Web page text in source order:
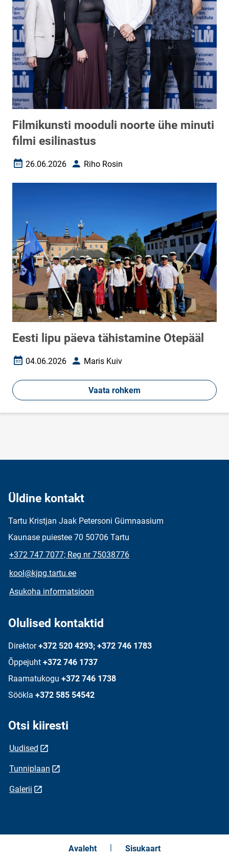
Filmikunsti mooduli noorte ühe minuti
filmi esilinastus
Loomise kuupäev
26.06.2026 AutorRiho Rosin
Eesti lipu päeva tähistamine Otepääl
Loomise kuupäev
04.06.2026 AutorMaris Kuiv
Vaata rohkem
Üldine kontakt
Tartu Kristjan Jaak Petersoni Gümnaasium
Kaunase puiestee 70 50706 Tartu
+372 747 7077; Reg nr 75038776
kool@kjpg.tartu.ee
Asukoha informatsioon
Olulised kontaktid
Direktor +372 520 4293; +372 746 1783
Õppejuht +372 746 1737
Raamatukogu +372 746 1738
Söökla +372 585 54542
Otsi kiiresti
Uudised
Tunniplaan
Galerii
Avaleht Sisukaart